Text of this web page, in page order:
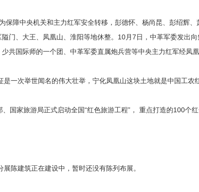
中央机关和主力红军安全转移，彭德怀、杨尚昆、彭绍辉、
门、大王、凤凰山、淮阳等地休整。10月7日，中革军委发出
共国际师的一个团、中革军委直属炮兵营等中央主力红军经凤
次举世闻名的伟大壮举，宁化凤凰山这块土地就是中国工农
家旅游局正式启动全国“红色旅游工程”， 重点打造的100个
建筑正在建设中，暂时还没有陈列布展。